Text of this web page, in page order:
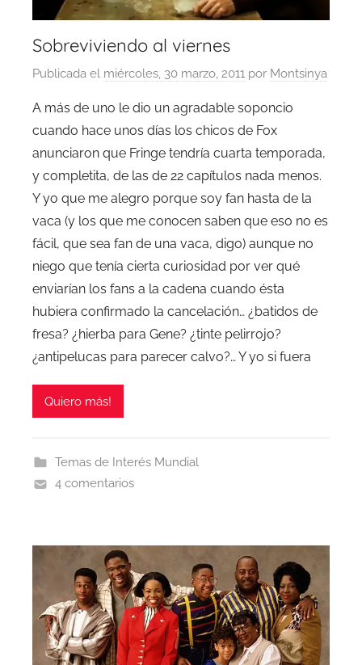
Sobreviviendo al viernes
Publicada el miércoles, 30 marzo, 2011 por Montsinya
A más de uno le dio un agradable soponcio
cuando hace unos días los chicos de Fox
anunciaron que Fringe tendría cuarta temporada,
y completita, de las de 22 capítulos nada menos.
Y yo que me alegro porque soy fan hasta de la
vaca (y los que me conocen saben que eso no es
fácil, que sea fan de una vaca, digo) aunque no
niego que tenía cierta curiosidad por ver qué
enviarían los fans a la cadena cuando ésta
hubiera confirmado la cancelación… ¿batidos de
fresa? ¿hierba para Gene? ¿tinte pelirrojo?
¿antipelucas para parecer calvo?… Y yo si fuera
Quiero más!
Temas de Interés Mundial
4 comentarios